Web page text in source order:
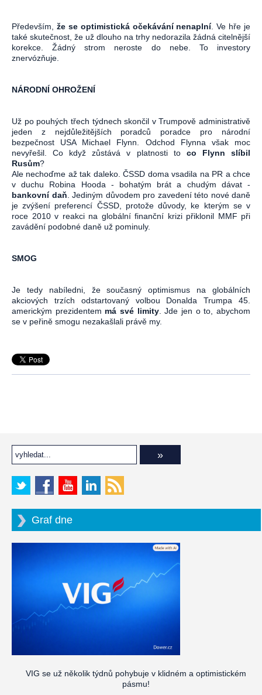
Především, že se optimistická očekávání nenaplní. Ve hře je
také skutečnost, že už dlouho na trhy nedorazila žádná citelnější
korekce. Žádný strom neroste do nebe. To investory
znervózňuje.
NÁRODNÍ OHROŽENÍ
Už po pouhých třech týdnech skončil v Trumpově administrativě
jeden z nejdůležitějších poradců poradce pro národní
bezpečnost USA Michael Flynn. Odchod Flynna však moc
nevyřešil. Co když zůstává v platnosti to co Flynn slíbil
Rusům?
Ale nechoďme až tak daleko. ČSSD doma vsadila na PR a chce
v duchu Robina Hooda - bohatým brát a chudým dávat -
bankovní daň . Jediným důvodem pro zavedení této nové daně
je zvýšení preferencí ČSSD, protože důvody, ke kterým se v
roce 2010 v reakci na globální finanční krizi přiklonil MMF při
zavádění podobné daně už pominuly.
SMOG
Je tedy nabíledni, že současný optimismus na globálních
akciových trzích odstartovaný volbou Donalda Trumpa 45.
americkým prezidentem má své limity. Jde jen o to, abychom
se v peřině smogu nezakašlali právě my.
Graf dne
VIG se už několik týdnů pohybuje v klidném a optimistickém
pásmu!